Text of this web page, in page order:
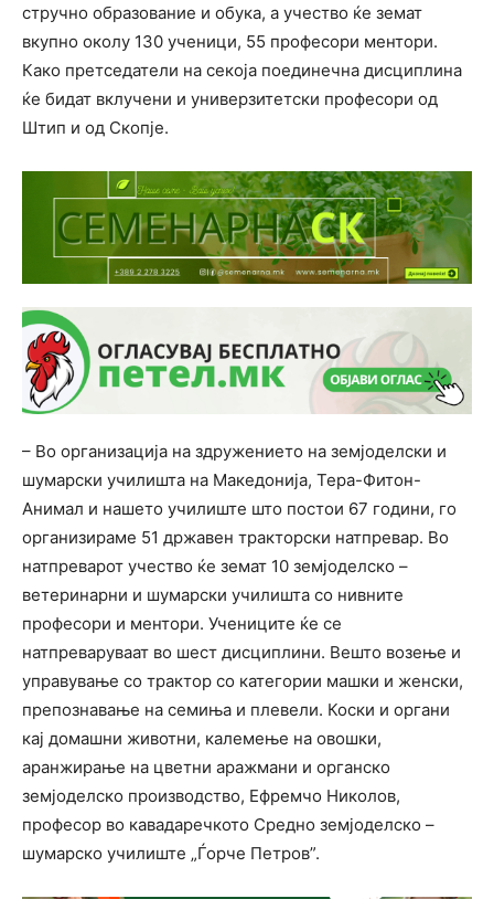
стручно образование и обука, а учество ќе земат
вкупно околу 130 ученици, 55 професори ментори.
Како претседатели на секоја поединечна дисциплина
ќе бидат вклучени и универзитетски професори од
Штип и од Скопје.
– Во организација на здружението на земјоделски и
шумарски училишта на Македонија, Тера-Фитон-
Анимал и нашето училиште што постои 67 години, го
организираме 51 државен тракторски натпревар. Во
натпреварот учество ќе земат 10 земјоделско –
ветеринарни и шумарски училишта со нивните
професори и ментори. Учениците ќе се
натпреваруваат во шест дисциплини. Вешто возење и
управување со трактор со категории машки и женски,
препознавање на семиња и плевели. Коски и органи
кај домашни животни, калемење на овошки,
аранжирање на цветни аражмани и органско
земјоделско производство, Ефремчо Николов,
професор во кавадаречкото Средно земјоделско –
шумарско училиште „Ѓорче Петров”.